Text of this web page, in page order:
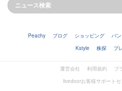
Peachy ブログ ショッピング バン
Kstyle
株探 プ
運営会社 利用規約
プ
livedoorお客様サポートセ